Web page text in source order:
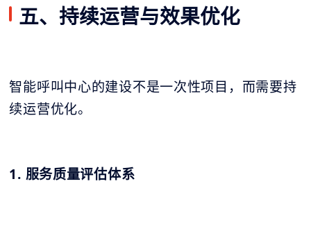
五、持续运营与效果优化
智能呼叫中心的建设不是一次性项目，而需要持
续运营优化。
1. 服务质量评估体系